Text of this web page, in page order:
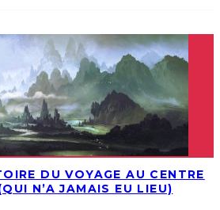
DU VOYAGE AU CENTRE
N’A JAMAIS EU LIEU)